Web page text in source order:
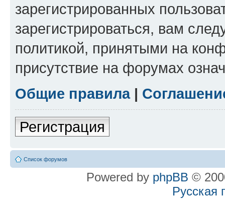
зарегистрированных
зарегистрироваться, вам
политикой, принятыми на
присутствие на форумах
Общие правила|
Регистрация
Список форумов
Powered by phpBB ©
Русская